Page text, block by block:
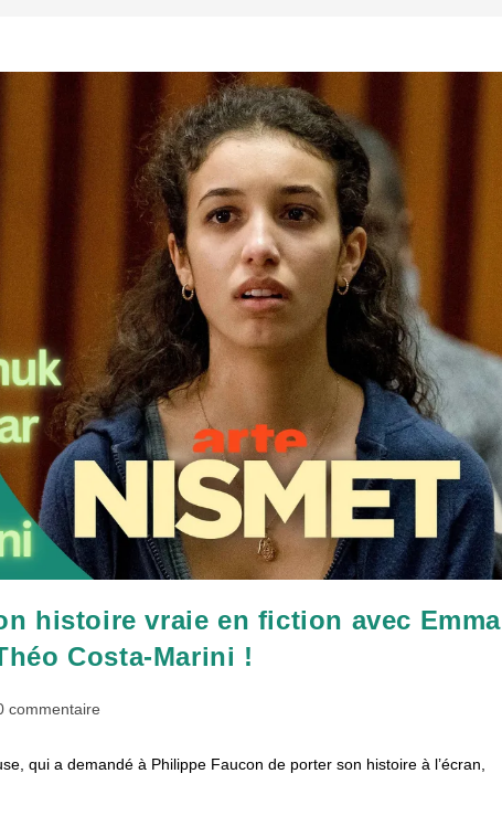
histoire vraie en fiction avec Emma
Costa-Marini !
:
commentaire
qui a demandé à Philippe Faucon de porter son histoire à l’écran,